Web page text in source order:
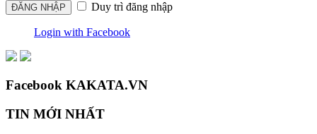
Duy trì đăng nhập
Login with Facebook
Facebook KAKATA.VN
TIN MỚI NHẤT